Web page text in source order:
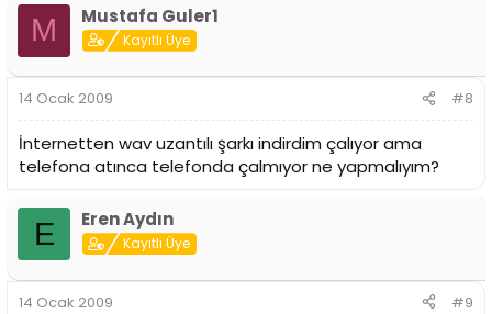
M Mustafa Guler1
Kayıtlı Üye
14 Ocak 2009 #8
İnternetten wav uzantılı şarkı indirdim çalıyor ama
telefona atınca telefonda çalmıyor ne yapmalıyım?
E Eren Aydın
Kayıtlı Üye
14 Ocak 2009 #9